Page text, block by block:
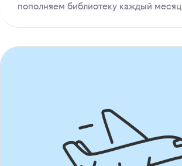
пополняем библиотеку каждый месяц